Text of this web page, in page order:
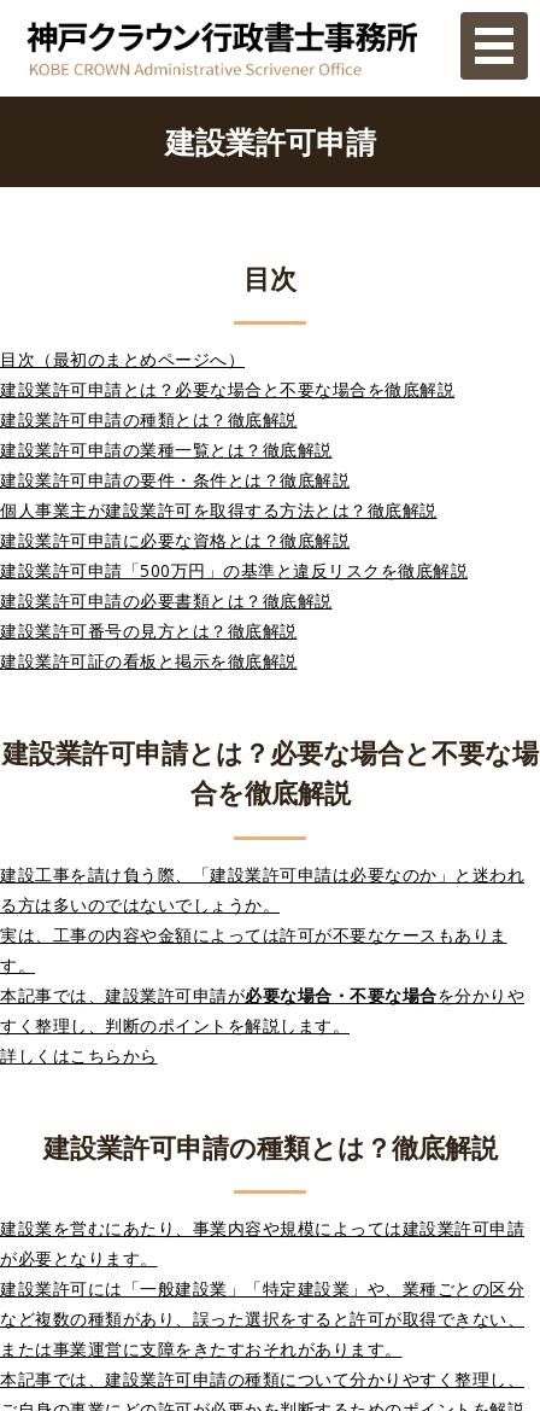
ホーム
業務内容
お問い合わせ
建設業許可申請
目次
目次（最初のまとめページへ）
建設業許可申請とは？必要な場合と不要な場合を徹底解説
建設業許可申請の種類とは？徹底解説
建設業許可申請の業種一覧とは？徹底解説
建設業許可申請の要件・条件とは？徹底解説
個人事業主が建設業許可を取得する方法とは？徹底解説
建設業許可申請に必要な資格とは？徹底解説
建設業許可申請「500万円」の基準と違反リスクを徹底解説
建設業許可申請の必要書類とは？徹底解説
建設業許可番号の見方とは？徹底解説
建設業許可証の看板と掲示を徹底解説
建設業許可申請とは？必要な場合と不要な場
合を徹底解説
建設工事を請け負う際、「建設業許可申請は必要なのか」と迷われ
る方は多いのではないでしょうか。
実は、工事の内容や金額によっては許可が不要なケースもありま
す。
本記事では、建設業許可申請が必要な場合・不要な場合を分かりや
すく整理し、判断のポイントを解説します。
詳しくはこちらから
建設業許可申請の種類とは？徹底解説
建設業を営むにあたり、事業内容や規模によっては建設業許可申請
が必要となります。
建設業許可には「一般建設業」「特定建設業」や、業種ごとの区分
など複数の種類があり、誤った選択をすると許可が取得できない、
または事業運営に支障をきたすおそれがあります。
本記事では、建設業許可申請の種類について分かりやすく整理し、